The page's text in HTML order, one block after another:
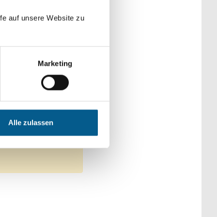
auf unsere Website zu
Marketing
Alle zulassen
Kategorien
Filter entfernen